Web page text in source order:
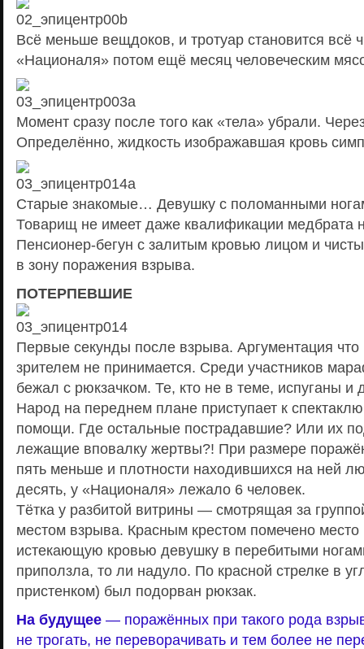
Всё меньше вещдоков, и тротуар становится всё
«Националя» потом ещё месяц человеческим
Момент сразу после того как «тела» убрали.
Определённо, жидкость изображавшая кровь
Старые знакомые… Девушку с поломанными
Товарищ не имеет даже квалификации медбрата
Пенсионер-бегун с залитым кровью лицом и
в зону поражения взрыва.
ПОТЕРПЕВШИЕ
Первые секунды после взрыва. Аргументация
зрителем не принимается. Среди участников
бежал с рюкзачком. Те, кто не в теме, испуганы и
Народ на переднем плане приступает к
помощи. Где остальные пострадавшие? Или их
лежащие вповалку жертвы?! При размере
пять меньше и плотности находившихся на ней
десять, у «Националя» лежало 6 человек.
Тётка у разбитой витрины — смотрящая за
местом взрыва. Красным крестом помечено
истекающую кровью девушку в перебитыми
приползла, то ли надуло. По красной стрелке в
пристенком) был подорван рюкзак.
На будущее — поражённых при такого рода
не трогать, не переворачивать и тем более не